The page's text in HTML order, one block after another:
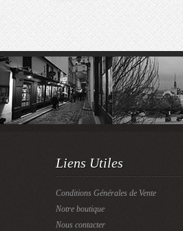
Liens Utiles
Conditions Générales de Vente
Notre boutique
Nous contacter